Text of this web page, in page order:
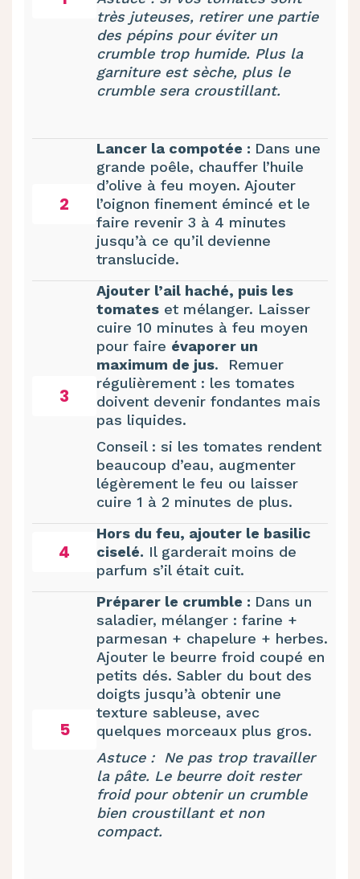
très juteuses, retirer une partie
des pépins pour éviter un
crumble trop humide. Plus la
garniture est sèche, plus le
crumble sera croustillant.
2
Lancer la compotée : Dans une
grande poêle, chauffer l’huile
d’olive à feu moyen. Ajouter
l’oignon finement émincé et le
faire revenir 3 à 4 minutes
jusqu’à ce qu’il devienne
translucide.
3
Ajouter l’ail haché, puis les
tomates et mélanger. Laisser
cuire 10 minutes à feu moyen
pour faire évaporer un
maximum de jus. Remuer
régulièrement : les tomates
doivent devenir fondantes mais
pas liquides.
Conseil : si les tomates rendent
beaucoup d’eau, augmenter
légèrement le feu ou laisser
cuire 1 à 2 minutes de plus.
4
Hors du feu, ajouter le basilic
ciselé. Il garderait moins de
parfum s’il était cuit.
5
Préparer le crumble : Dans un
saladier, mélanger : farine +
parmesan + chapelure + herbes.
Ajouter le beurre froid coupé en
petits dés. Sabler du bout des
doigts jusqu’à obtenir une
texture sableuse, avec
quelques morceaux plus gros.
Astuce : Ne pas trop travailler
la pâte. Le beurre doit rester
froid pour obtenir un crumble
bien croustillant et non
compact.